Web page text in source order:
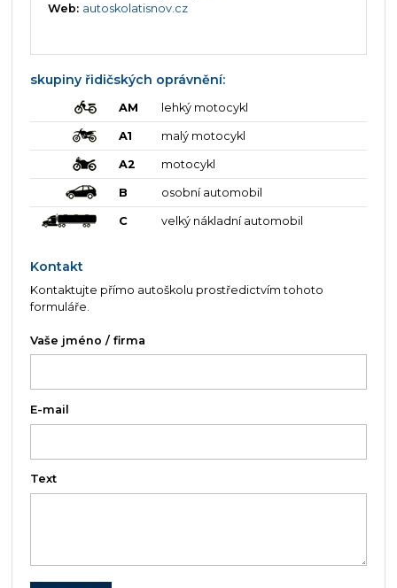
Web: autoskolatisnov.cz
skupiny řidičských oprávnění:
AM lehký motocykl
A1 malý motocykl
A2 motocykl
B osobní automobil
C velký nákladní automobil
Kontakt
Kontaktujte přímo autoškolu prostředictvím tohoto
formuláře.
Vaše jméno / firma
E-mail
Text